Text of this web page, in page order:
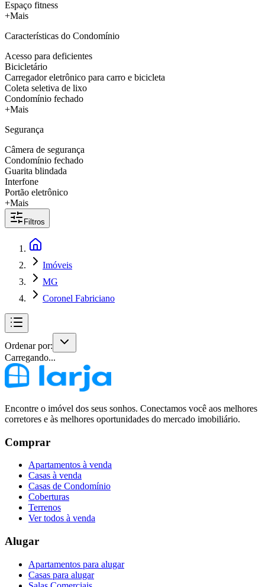
Espaço fitness
+Mais
Características do Condomínio
Acesso para deficientes
Bicicletário
Carregador eletrônico para carro e bicicleta
Coleta seletiva de lixo
Condomínio fechado
+Mais
Segurança
Câmera de segurança
Condomínio fechado
Guarita blindada
Interfone
Portão eletrônico
+Mais
Filtros
Imóveis
MG
Coronel Fabriciano
Ordenar por:
Carregando...
Encontre o imóvel dos seus sonhos. Conectamos você aos melhores
corretores e às melhores oportunidades do mercado imobiliário.
Comprar
Apartamentos à venda
Casas à venda
Casas de Condomínio
Coberturas
Terrenos
Ver todos à venda
Alugar
Apartamentos para alugar
Casas para alugar